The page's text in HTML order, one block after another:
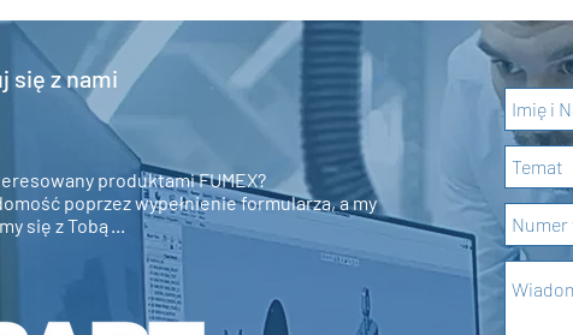
się z nami
produktami FUMEX?
poprzez wypełnienie formularza, a my
się z Tobą...